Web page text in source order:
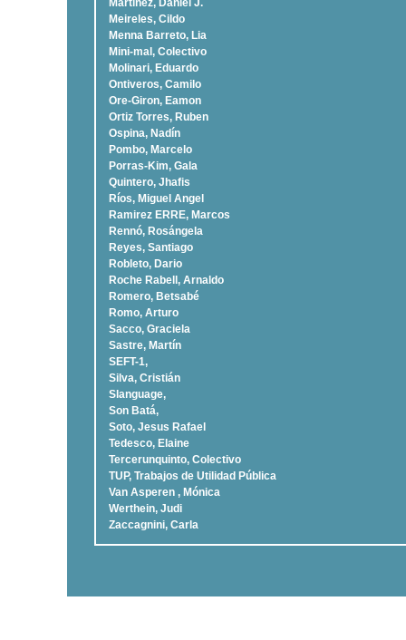
Martinez, Daniel J.
Meireles, Cildo
Menna Barreto, Lia
Mini-mal, Colectivo
Molinari, Eduardo
Ontiveros, Camilo
Ore-Giron, Eamon
Ortiz Torres, Ruben
Ospina, Nadí­n
Pombo, Marcelo
Porras-Kim, Gala
Quintero, Jhafis
Rí­os, Miguel Angel
Ramirez ERRE, Marcos
Rennó, Rosángela
Reyes, Santiago
Robleto, Dario
Roche Rabell, Arnaldo
Romero, Betsabé
Romo, Arturo
Sacco, Graciela
Sastre, Martí­n
SEFT-1,
Silva, Cristián
Slanguage,
Son Batá,
Soto, Jesus Rafael
Tedesco, Elaine
Tercerunquinto, Colectivo
TUP, Trabajos de Utilidad Pública
Van Asperen , Mónica
Werthein, Judi
Zaccagnini, Carla